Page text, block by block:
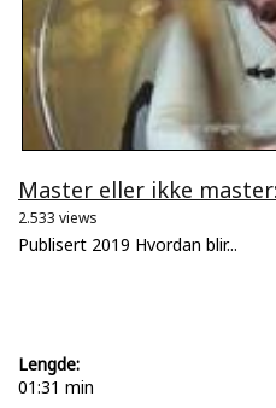
Master eller ikke
2.533 views
Publisert 2019 Hvordan blir...
Lengde:
01:31 min